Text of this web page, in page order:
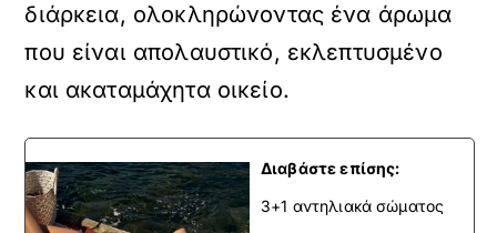
διάρκεια, ολοκληρώνοντας ένα άρωμα
που είναι απολαυστικό, εκλεπτυσμένο
και ακαταμάχητα οικείο.
Διαβάστε επίσης:
3+1 αντηλιακά σώματος